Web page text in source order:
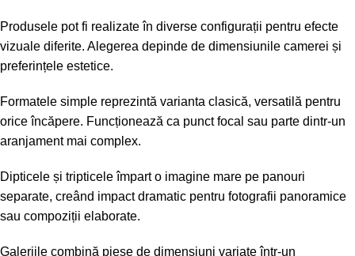
Produsele pot fi realizate în diverse configurații pentru efecte
vizuale diferite. Alegerea depinde de dimensiunile camerei și
preferințele estetice.
Formatele simple reprezintă varianta clasică, versatilă pentru
orice încăpere. Funcționează ca punct focal sau parte dintr-un
aranjament mai complex.
Dipticele și tripticele împart o imagine mare pe panouri
separate, creând impact dramatic pentru fotografii panoramice
sau compoziții elaborate.
Galeriile combină piese de dimensiuni variate într-un